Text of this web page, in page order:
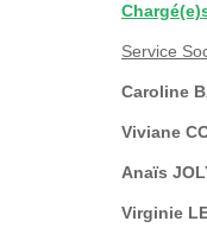
Service
Caroline
Viviane
Anaïs
Virginie